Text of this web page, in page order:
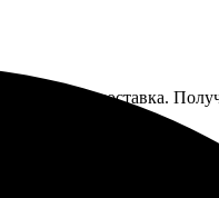
и быстрая доставка.